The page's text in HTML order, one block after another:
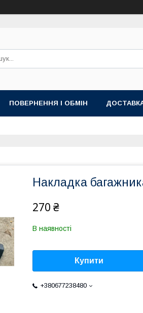
ПОВЕРНЕННЯ І ОБМІН
Накладка
270 ₴
В наявності
Купити
+380677238480